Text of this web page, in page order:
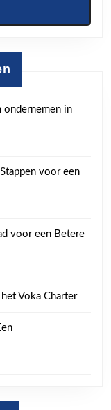
ondernemen in
voor een
voor een Betere
Voka Charter